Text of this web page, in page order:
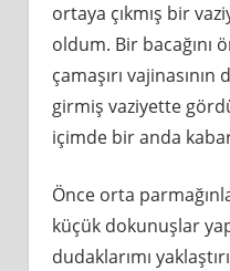
ortaya çıkmış bir
oldum. Bir bacağını
çamaşırı vajinasının
girmiş vaziyette
içimde bir anda
Önce orta
küçük dokunuşlar
dudaklarımı